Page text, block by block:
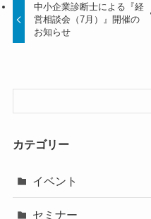
中小企業診断士による『経
営相談会（7月）』開催の
お知らせ
カテゴリー
イベント
セミナー